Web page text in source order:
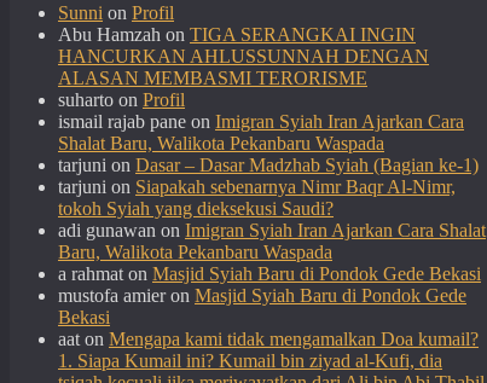
Sunni on Profil
Abu Hamzah on TIGA SERANGKAI INGIN
HANCURKAN AHLUSSUNNAH DENGAN
ALASAN MEMBASMI TERORISME
suharto on Profil
ismail rajab pane on Imigran Syiah Iran Ajarkan Cara
Shalat Baru, Walikota Pekanbaru Waspada
tarjuni on Dasar – Dasar Madzhab Syiah (Bagian ke-1)
tarjuni on Siapakah sebenarnya Nimr Baqr Al-Nimr,
tokoh Syiah yang dieksekusi Saudi?
adi gunawan on Imigran Syiah Iran Ajarkan Cara Shalat
Baru, Walikota Pekanbaru Waspada
a rahmat on Masjid Syiah Baru di Pondok Gede Bekasi
mustofa amieron Masjid Syiah Baru di Pondok Gede
Bekasi
aat on Mengapa kami tidak mengamalkan Doa kumail?
1. Siapa Kumail ini? Kumail bin ziyad al-Kufi, dia